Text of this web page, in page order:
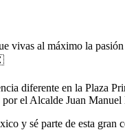
vivas al máximo la
diferente en la Plaza
el Alcalde Juan
y sé parte de esta